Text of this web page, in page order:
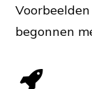
begonnen